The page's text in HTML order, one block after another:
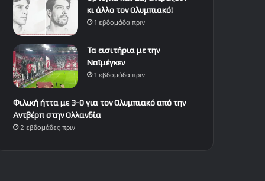
κι άλλο τον Ολυμπιακό!
1 εβδομάδα πριν
Τα εισιτήρια με την
Ναϊμέγκεν
1 εβδομάδα πριν
Φιλική ήττα με 3-0 για τον Ολυμπιακό από την
Αντβέρπ στην Ολλανδία
2 εβδομάδες πριν